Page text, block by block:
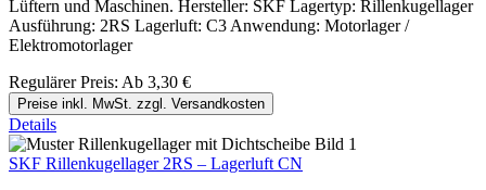
Lüftern und Maschinen. Hersteller: SKF Lagertyp: Rillenkugellager
Ausführung: 2RS Lagerluft: C3 Anwendung: Motorlager /
Elektromotorlager
Regulärer Preis: Ab 3,30 €
Preise inkl. MwSt. zzgl. Versandkosten
Details
SKF Rillenkugellager 2RS – Lagerluft CN